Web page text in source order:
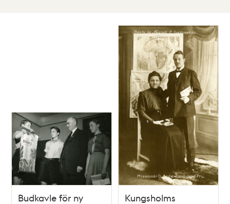
Budkavle för ny
Kungsholms